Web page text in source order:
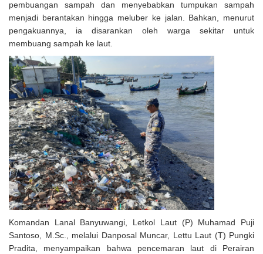
pembuangan sampah dan menyebabkan tumpukan sampah
menjadi berantakan hingga meluber ke jalan. Bahkan, menurut
pengakuannya, ia disarankan oleh warga sekitar untuk
membuang sampah ke laut.
Komandan Lanal Banyuwangi, Letkol Laut (P) Muhamad Puji
Santoso, M.Sc., melalui Danposal Muncar, Lettu Laut (T) Pungki
Pradita, menyampaikan bahwa pencemaran laut di Perairan